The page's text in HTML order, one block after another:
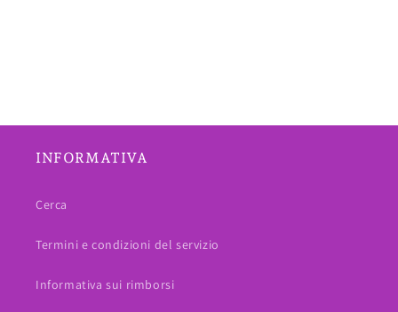
INFORMATIVA
Cerca
Termini e condizioni del servizio
Informativa sui rimborsi